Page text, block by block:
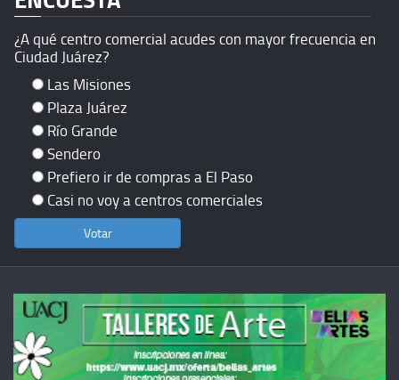
¿A qué centro comercial acudes con mayor frecuencia en
Ciudad Juárez?
Las Misiones
Plaza Juárez
Río Grande
Sendero
Prefiero ir de compras a El Paso
Casi no voy a centros comerciales